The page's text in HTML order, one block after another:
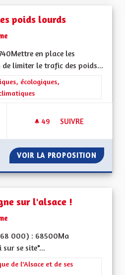
poids lourds
en place les
limiter le trafic des poids...
catégorie : Les transitions
écologiques,
49 49 ABONNÉS
SUIVRE
VOIR LA PROPOSITION
sur l'alsace !
000) : 68500Ma
se site"...
catégorie : L'attractivité
de l'Alsace et de ses